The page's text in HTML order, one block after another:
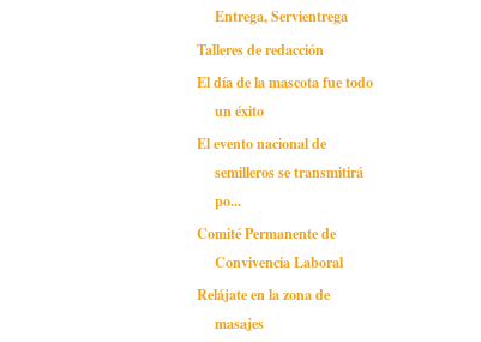
Entrega, Servientrega
Talleres de redacción
El día de la mascota fue todo
un éxito
El evento nacional de
semilleros se transmitirá
po...
Comité Permanente de
Convivencia Laboral
Relájate en la zona de
masajes